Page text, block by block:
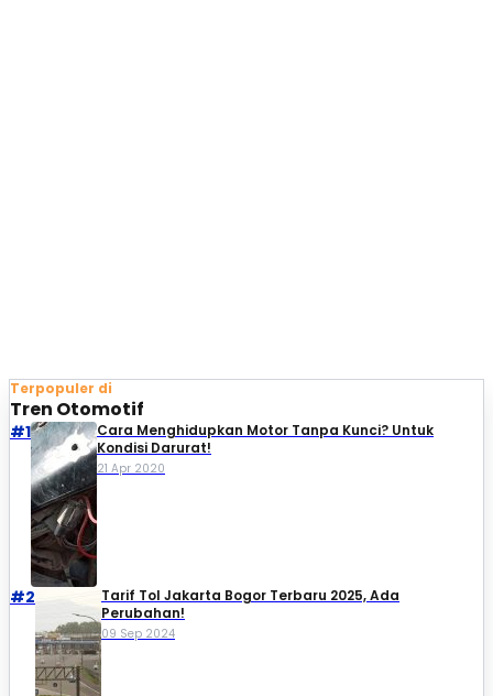
Terpopuler di
Tren Otomotif
#1
Cara Menghidupkan Motor Tanpa Kunci? Untuk
Kondisi Darurat!
21 Apr 2020
#2
Tarif Tol Jakarta Bogor Terbaru 2025, Ada
Perubahan!
09 Sep 2024